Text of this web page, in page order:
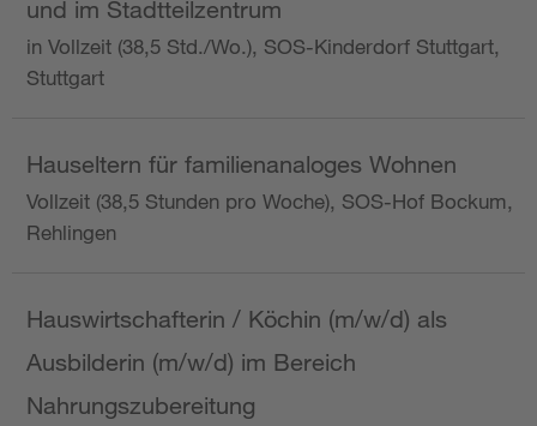
und im Stadtteilzentrum
in Vollzeit (38,5 Std./Wo.), SOS-Kinderdorf Stuttgart,
Stuttgart
Hauseltern für familienanaloges Wohnen
Vollzeit (38,5 Stunden pro Woche), SOS-Hof Bockum,
Rehlingen
Hauswirtschafterin / Köchin (m/w/d) als
Ausbilderin (m/w/d) im Bereich
Nahrungszubereitung